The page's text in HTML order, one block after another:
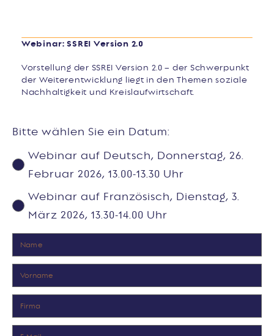
Webinar: SSREI Version 2.0
Vorstellung der SSREI Version 2.0 – der Schwerpunkt
der Weiterentwicklung liegt in den Themen soziale
Nachhaltigkeit und Kreislaufwirtschaft.
Bitte wählen Sie ein Datum:
Webinar auf Deutsch, Donnerstag, 26.
Februar 2026, 13.00-13.30 Uhr
Webinar auf Französisch, Dienstag, 3.
März 2026, 13.30-14.00 Uhr